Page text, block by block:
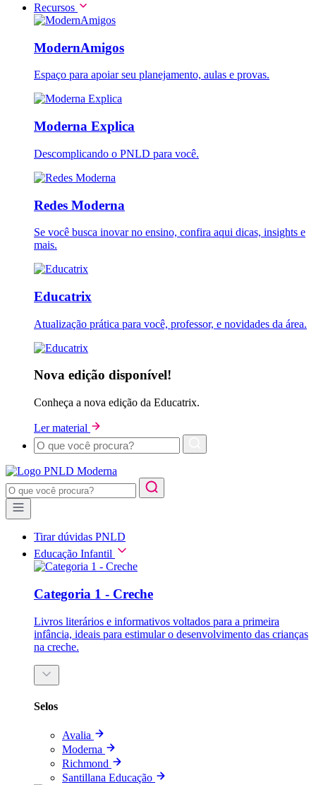
Recursos
ModernAmigos
Espaço para apoiar seu planejamento, aulas e provas.
Moderna Explica
Descomplicando o PNLD para você.
Redes Moderna
Se você busca inovar no ensino, confira aqui dicas, insights e
mais.
Educatrix
Atualização prática para você, professor, e novidades da área.
Nova edição disponível!
Conheça a nova edição da Educatrix.
Ler material
Tirar dúvidas PNLD
Educação Infantil
Categoria 1 - Creche
Livros literários e informativos voltados para a primeira
infância, ideais para estimular o desenvolvimento das crianças
na creche.
Selos
Avalia
Moderna
Richmond
Santillana Educação